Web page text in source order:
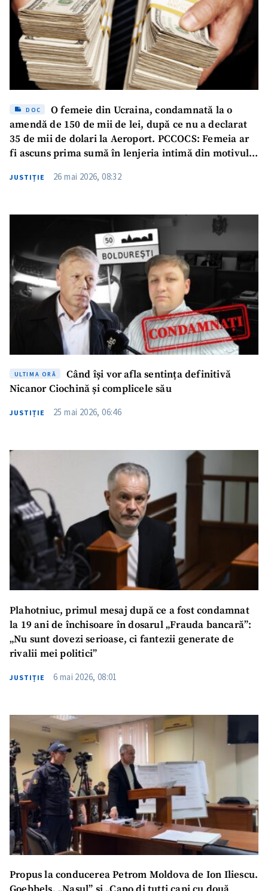
DOC
O femeie din Ucraina, condamnată la o
amendă de 150 de mii de lei, după ce nu a declarat
35 de mii de dolari la Aeroport. PCCOCS: Femeia ar
fi ascuns prima sumă în lenjeria intimă din motivul
JUSTIȚIE 26 mai 2026, 08:32
ULTIMA ORĂ
Când își vor afla sentința definitivă
Nicanor Ciochină și complicele său
JUSTIȚIE 25 mai 2026, 06:46
Plahotniuc, primul mesaj după ce a fost condamnat
la 19 ani de închisoare în dosarul „Frauda bancară”:
„Nu sunt dovezi serioase, ci fantezii generate de
rivalii mei politici”
JUSTIȚIE 6 mai 2026, 08:01
Propus la conducerea Petrom Moldova de Ion Iliescu.